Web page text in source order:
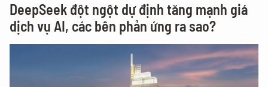
DeepSeek đột ngột dự định tăng mạnh giá
dịch vụ AI, các bên phản ứng ra sao?